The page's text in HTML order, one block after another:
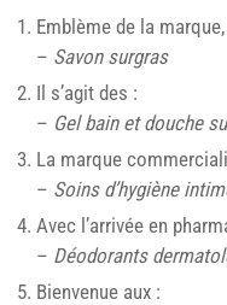
Emblème de la
– Savon surgras
Il s’agit des :
– Gel bain et douche
La marque
– Soins d’hygiène
Avec l’arrivée en
– Déodorants
Bienvenue aux :